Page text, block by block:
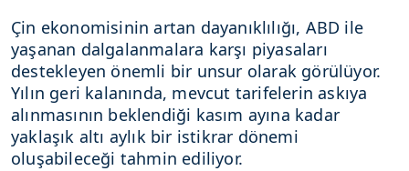
Çin ekonomisinin artan dayanıklılığı, ABD ile
yaşanan dalgalanmalara karşı piyasaları
destekleyen önemli bir unsur olarak görülüyor.
Yılın geri kalanında, mevcut tarifelerin askıya
alınmasının beklendiği kasım ayına kadar
yaklaşık altı aylık bir istikrar dönemi
oluşabileceği tahmin ediliyor.